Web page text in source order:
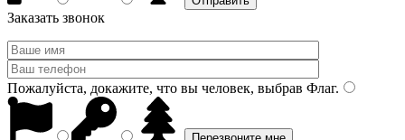
Заказать звонок
Пожалуйста, докажите, что вы человек, выбрав Флаг.